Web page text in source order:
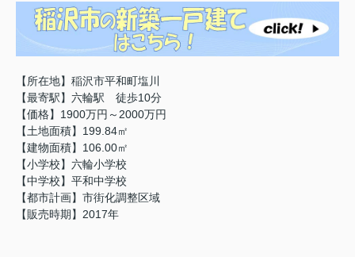
【所在地】稲沢市平和町塩川
【最寄駅】六輪駅 徒歩10分
【価格】1900万円～2000万円
【土地面積】199.84㎡
【建物面積】106.00㎡
【小学校】六輪小学校
【中学校】平和中学校
【都市計画】市街化調整区域
【販売時期】2017年